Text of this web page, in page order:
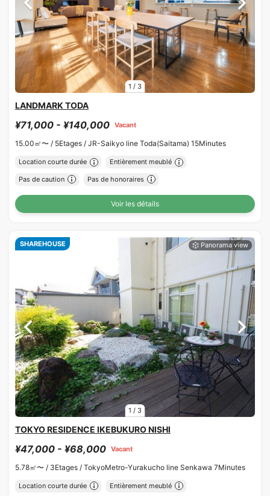
1 / 3
LANDMARK TODA
¥71,000 - ¥140,000 Vacant
15.00㎡〜 / 5Etages / JR-Saikyo line Toda(Saitama) 15Minutes
Location courte durée Entièrement meublé
Pas de caution Pas de honoraires
Voir les détails
1 / 3
SHAREHOUSE
TOKYO RESIDENCE IKEBUKURO NISHI
¥47,000 - ¥68,000 Vacant
5.78㎡〜 / 3Etages / TokyoMetro-Yurakucho line Senkawa 7Minutes
Location courte durée Entièrement meublé